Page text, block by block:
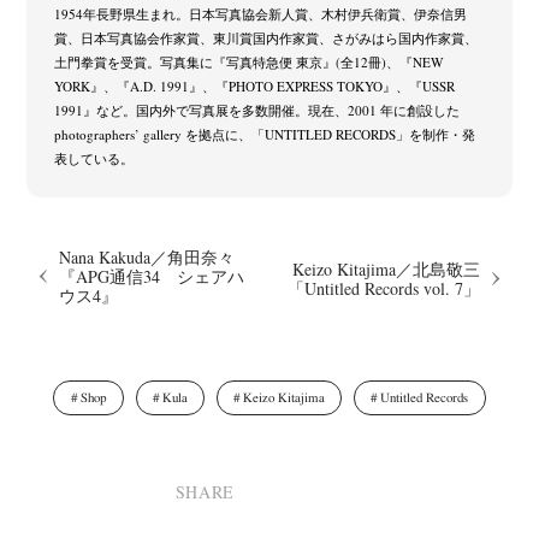
1954年長野県生まれ。日本写真協会新人賞、木村伊兵衛賞、伊奈信男
賞、日本写真協会作家賞、東川賞国内作家賞、さがみはら国内作家賞、
土門拳賞を受賞。写真集に『写真特急便 東京』(全12冊)、『NEW
YORK』、『A.D. 1991』、『PHOTO EXPRESS TOKYO』、『USSR
1991』など。国内外で写真展を多数開催。現在、2001 年に創設した
photographers’ gallery を拠点に、「UNTITLED RECORDS」を制作・発
表している。
Nana Kakuda／角田奈々
『APG通信34 シェアハ
ウス4』
Keizo Kitajima／北島敬三
「Untitled Records vol. 7」
Shop Kula Keizo Kitajima Untitled Records
SHARE